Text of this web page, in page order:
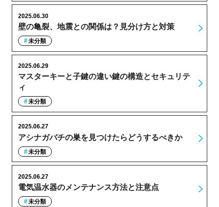
壁の亀裂、地震との関係は？見分け方と対策
2025.06.30
未分類
マスターキーと子鍵の違い鍵の構造とセキュリテ
ィ
2025.06.29
未分類
アシナガバチの巣を見つけたらどうするべきか
2025.06.27
未分類
電気温水器のメンテナンス方法と注意点
2025.06.27
未分類